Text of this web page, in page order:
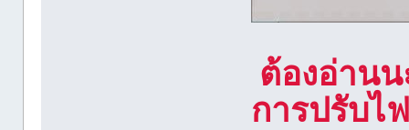
ต้องอ่าน
การปรับไฟ